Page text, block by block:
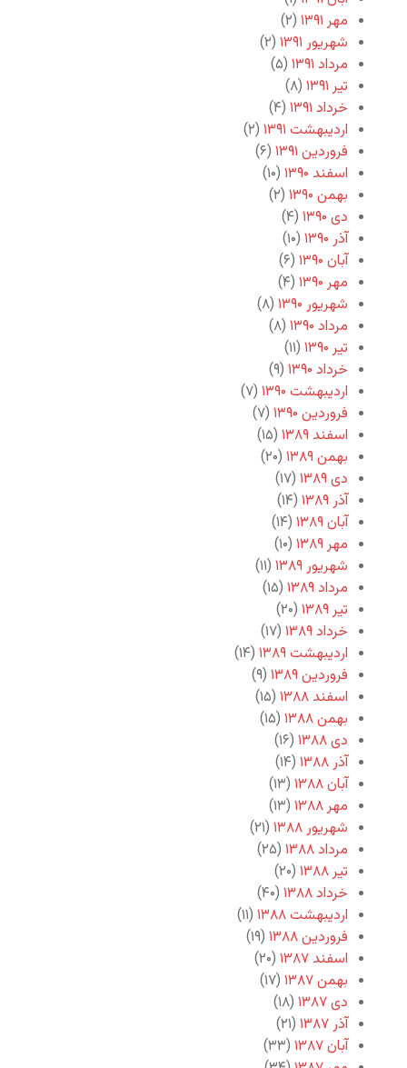
مهر ۱۳۹۱
(۲)
شهریور ۱۳۹۱
(۲)
مرداد ۱۳۹۱
(۵)
تیر ۱۳۹۱
(۸)
خرداد ۱۳۹۱
(۴)
اردیبهشت ۱۳۹۱
(۲)
فروردین ۱۳۹۱
(۶)
اسفند ۱۳۹۰
(۱۰)
بهمن ۱۳۹۰
(۲)
دی ۱۳۹۰
(۴)
آذر ۱۳۹۰
(۱۰)
آبان ۱۳۹۰
(۶)
مهر ۱۳۹۰
(۴)
شهریور ۱۳۹۰
(۸)
مرداد ۱۳۹۰
(۸)
تیر ۱۳۹۰
(۱۱)
خرداد ۱۳۹۰
(۹)
اردیبهشت ۱۳۹۰
(۷)
فروردین ۱۳۹۰
(۷)
اسفند ۱۳۸۹
(۱۵)
بهمن ۱۳۸۹
(۲۰)
دی ۱۳۸۹
(۱۷)
آذر ۱۳۸۹
(۱۴)
آبان ۱۳۸۹
(۱۴)
مهر ۱۳۸۹
(۱۰)
شهریور ۱۳۸۹
(۱۱)
مرداد ۱۳۸۹
(۱۵)
تیر ۱۳۸۹
(۲۰)
خرداد ۱۳۸۹
(۱۷)
اردیبهشت ۱۳۸۹
(۱۴)
فروردین ۱۳۸۹
(۹)
اسفند ۱۳۸۸
(۱۵)
بهمن ۱۳۸۸
(۱۵)
دی ۱۳۸۸
(۱۶)
آذر ۱۳۸۸
(۱۴)
آبان ۱۳۸۸
(۱۳)
مهر ۱۳۸۸
(۱۳)
شهریور ۱۳۸۸
(۲۱)
مرداد ۱۳۸۸
(۲۵)
تیر ۱۳۸۸
(۲۰)
خرداد ۱۳۸۸
(۴۰)
اردیبهشت ۱۳۸۸
(۱۱)
فروردین ۱۳۸۸
(۱۹)
اسفند ۱۳۸۷
(۲۰)
بهمن ۱۳۸۷
(۱۷)
دی ۱۳۸۷
(۱۸)
آذر ۱۳۸۷
(۲۱)
آبان ۱۳۸۷
(۳۳)